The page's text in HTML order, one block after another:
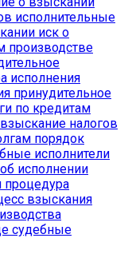
исполнительные
иск о
производстве
исполнения
принудительное
по кредитам
взыскание налогов
порядок
исполнители
исполнении
процедура
взыскания
судебные